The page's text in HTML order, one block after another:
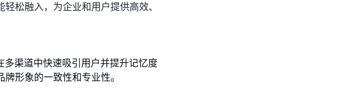
松融入，为企业和用户提供高效、便捷的服务。
渠道中快速吸引用户并提升记忆度。魔珐的AI数字人支持个性化定
形象的一致性和专业性。